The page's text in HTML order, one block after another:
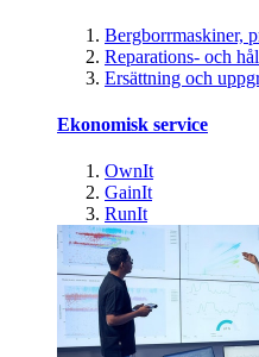
Bergborrmaskiner,
Reparations- och
Ersättning och
Ekonomisk service
OwnIt
GainIt
RunIt